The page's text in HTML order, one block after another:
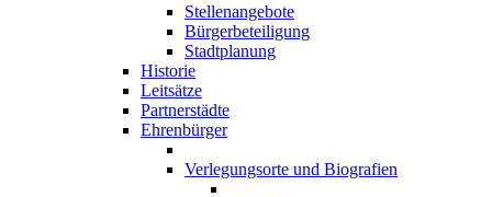
Stellenangebote
Bürgerbeteiligung
Stadtplanung
Historie
Leitsätze
Partnerstädte
Ehrenbürger
Verlegungsorte und Biografien